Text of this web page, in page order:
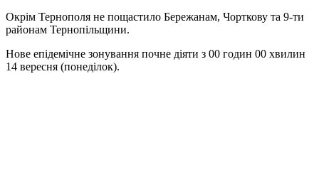
Окрім Тернополя не пощастило Бережанам, Чорткову та 9-ти
районам Тернопільщини.
Нове епідемічне зонування почне діяти з 00 годин 00 хвилин
14 вересня (понеділок).